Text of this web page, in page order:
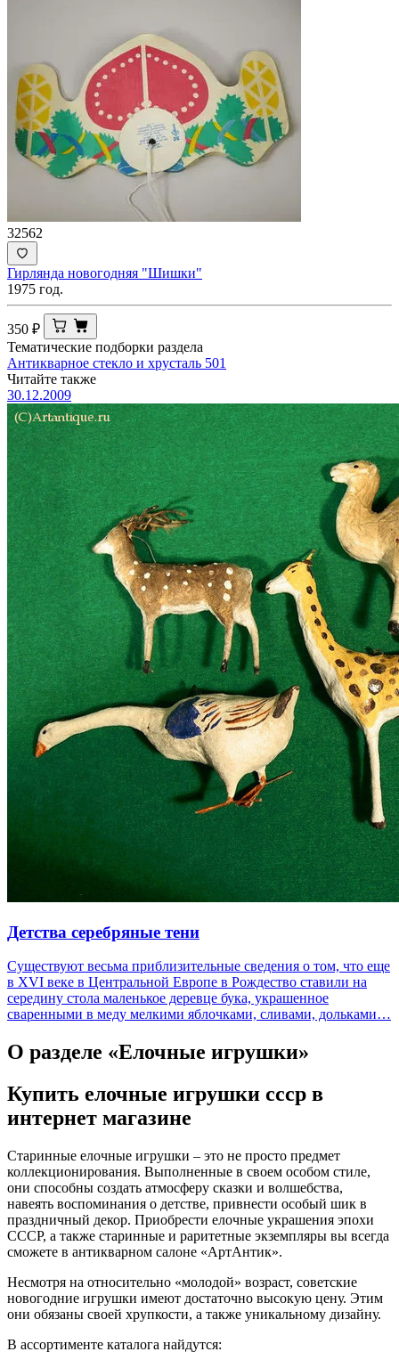
32562
Гирлянда новогодняя "Шишки"
1975 год.
350 ₽
Тематические подборки раздела
Антикварное стекло и хрусталь 501
Читайте также
30.12.2009
Детства серебряные тени
Существуют весьма приблизительные сведения о том, что еще
в XVI веке в Центральной Европе в Рождество ставили на
середину стола маленькое деревце бука, украшенное
сваренными в меду мелкими яблочками, сливами, дольками…
О разделе «Елочные игрушки»
Купить елочные игрушки ссср в
интернет магазине
Старинные елочные игрушки – это не просто предмет
коллекционирования. Выполненные в своем особом стиле,
они способны создать атмосферу сказки и волшебства,
навеять воспоминания о детстве, привнести особый шик в
праздничный декор. Приобрести елочные украшения эпохи
СССР, а также старинные и раритетные экземпляры вы всегда
сможете в антикварном салоне «АртАнтик».
Несмотря на относительно «молодой» возраст, советские
новогодние игрушки имеют достаточно высокую цену. Этим
они обязаны своей хрупкости, а также уникальному дизайну.
В ассортименте каталога найдутся: